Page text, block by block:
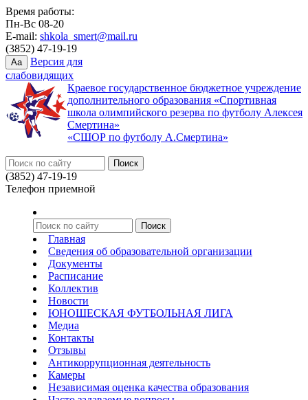
Время работы:
Пн-Вс 08-20
E-mail: shkola_smert@mail.ru
(3852) 47-19-19
Aa
Версия для
слабовидящих
Краевое государственное бюджетное учреждение
дополнительного образования «Спортивная
школа олимпийского резерва по футболу Алексея
Смертина»
«СШОР по футболу А.Смертина»
(3852) 47-19-19
Телефон приемной
Главная
Сведения об образовательной организации
Документы
Расписание
Коллектив
Новости
ЮНОШЕСКАЯ ФУТБОЛЬНАЯ ЛИГА
Медиа
Контакты
Отзывы
Антикоррупционная деятельность
Камеры
Независимая оценка качества образования